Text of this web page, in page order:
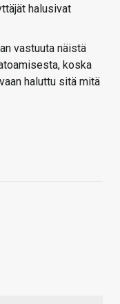
halusivat
vastuuta näistä
koska
haluttu sitä mitä